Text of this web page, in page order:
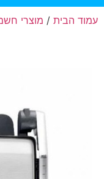
עמוד הבית / מוצרי